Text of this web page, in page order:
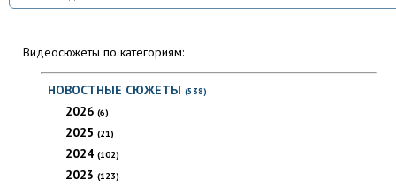
Видеосюжеты по категориям:
НОВОСТНЫЕ СЮЖЕТЫ (538)
2026 (6)
2025 (21)
2024 (102)
2023 (123)